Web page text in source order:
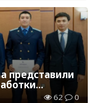
представили
Фу Ли
62 0